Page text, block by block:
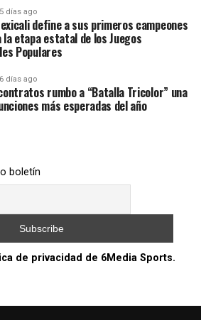
5 días ago
define a sus primeros campeones
la etapa estatal de los Juegos
Populares
6 días ago
rumbo a “Batalla Tricolor” una
más esperadas del año
boletín
de privacidad de 6Media Sports.